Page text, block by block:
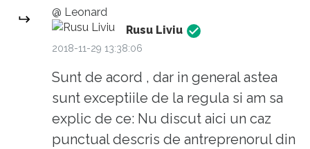
@ Leonard
Rusu Liviu
2018-11-29 13:38:06
Sunt de acord , dar in general astea
sunt exceptiile de la regula si am sa
explic de ce: Nu discut aici un caz
punctual descris de antreprenorul din